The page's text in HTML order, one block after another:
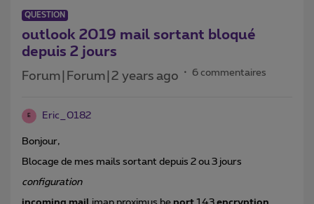
QUESTION
outlook 2019 mail sortant bloqué
depuis 2 jours
Forum|Forum|2 years ago 6 commentaires
E Eric_0182
Bonjour,
Blocage de mes mails sortant depuis 2 ou 3 jours
configuration